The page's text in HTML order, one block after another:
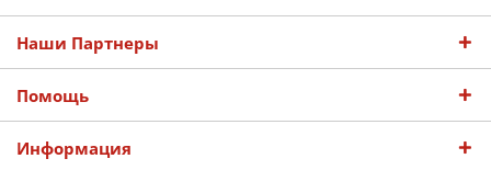
Наши Партнеры
Помощь
Информация